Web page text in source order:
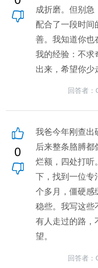
成折磨。但别急
配合了一段时间
善。我知道你也
我的经验：不求
出来，希望你少
回答者：
0
我爸今年刚查出
后来整条胳膊都
烂额，四处打听
下，找到一位专
个多月，僵硬感
稳些。我写这些
有人走过的路，
望。
回答者：